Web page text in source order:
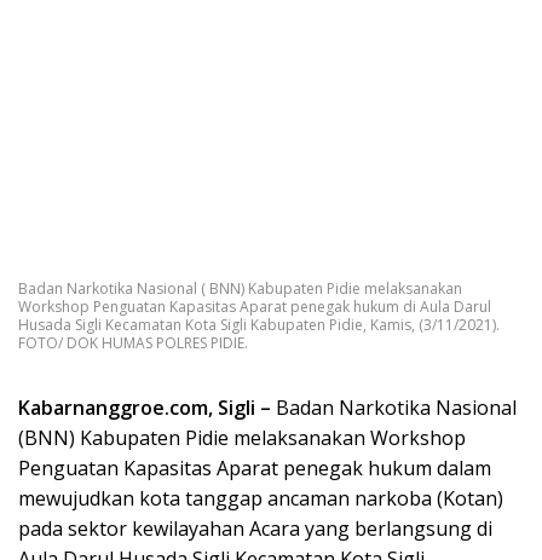
Badan Narkotika Nasional ( BNN) Kabupaten Pidie melaksanakan
Workshop Penguatan Kapasitas Aparat penegak hukum di Aula Darul
Husada Sigli Kecamatan Kota Sigli Kabupaten Pidie, Kamis, (3/11/2021).
FOTO/ DOK HUMAS POLRES PIDIE.
Kabarnanggroe.com, Sigli – Badan Narkotika Nasional
(BNN) Kabupaten Pidie melaksanakan Workshop
Penguatan Kapasitas Aparat penegak hukum dalam
mewujudkan kota tanggap ancaman narkoba (Kotan)
pada sektor kewilayahan Acara yang berlangsung di